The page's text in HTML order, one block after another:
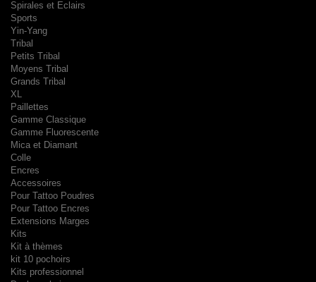
Spirales et Eclairs
Sports
Yin-Yang
Tribal
Petits Tribal
Moyens Tribal
Grands Tribal
XL
Paillettes
Gamme Classique
Gamme Fluorescente
Mica et Diamant
Colle
Encres
Accessoires
Pour Tattoo Poudres
Pour Tattoo Encres
Extensions Marges
Kits
Kit à thèmes
kit 10 pochoirs
Kits professionnel